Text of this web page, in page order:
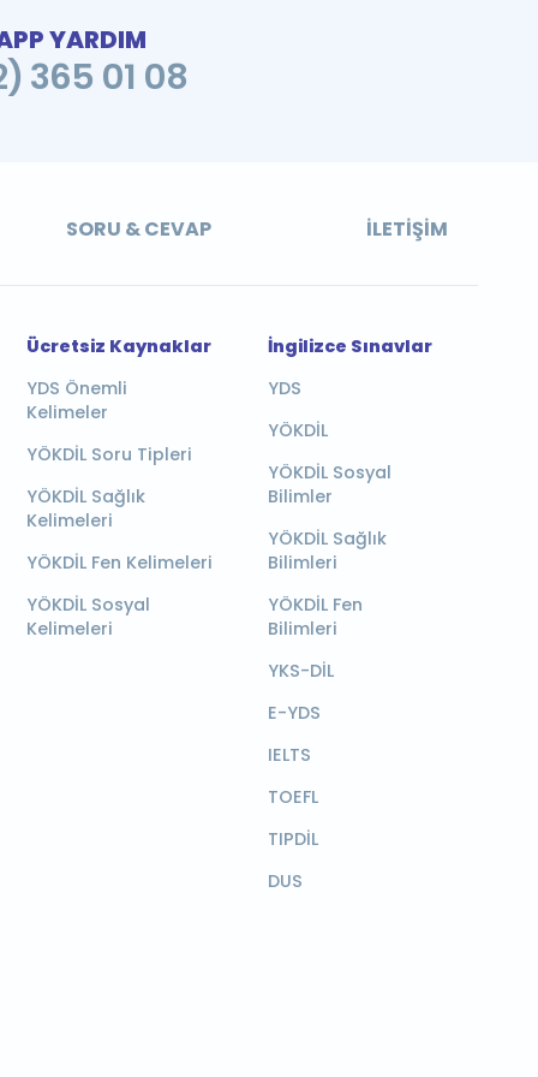
YARDIM
365 01 08
SORU & CEVAP İLETIŞIM
Ücretsiz Kaynaklar
YDS Önemli
Kelimeler
YÖKDİL Soru Tipleri
YÖKDİL Sağlık
Kelimeleri
YÖKDİL Fen Kelimeleri
YÖKDİL Sosyal
Kelimeleri
İngilizce Sınavlar
YDS
YÖKDİL
YÖKDİL Sosyal
Bilimler
YÖKDİL Sağlık
Bilimleri
YÖKDİL Fen
Bilimleri
YKS-DİL
E-YDS
IELTS
TOEFL
TIPDİL
DUS